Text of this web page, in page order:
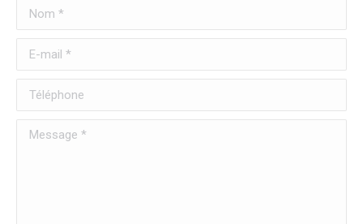
Nom *
E-mail *
Téléphone
Message *